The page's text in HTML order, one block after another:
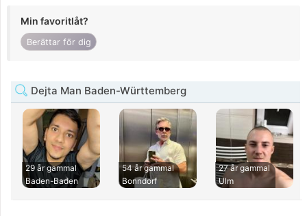
Min favoritlåt?
Berättar för dig
Dejta Man Baden-Württemberg
29 år gammal
Baden-Baden
54 år gammal
Bonndorf
27 år gammal
Ulm